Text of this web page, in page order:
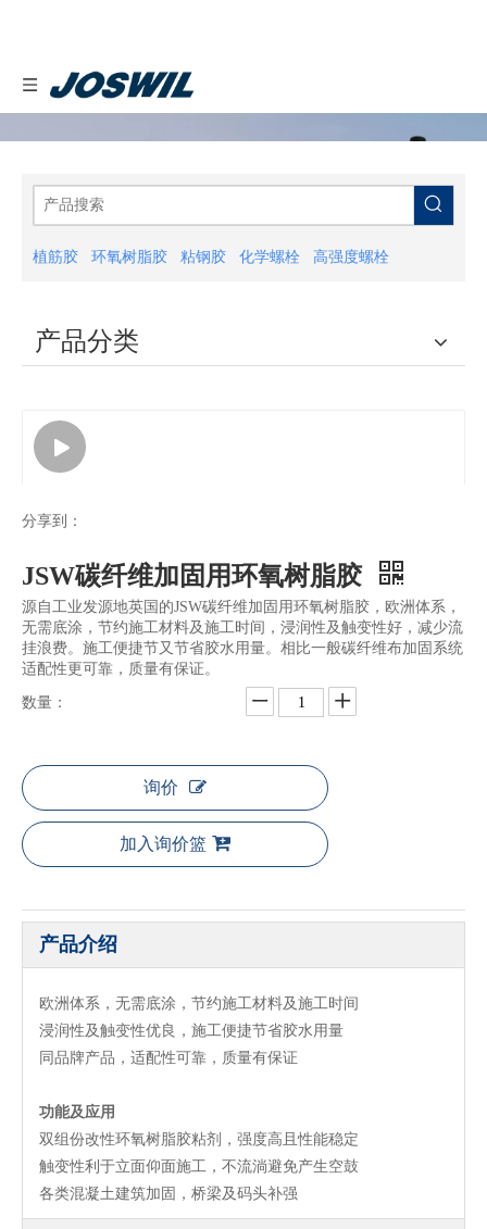
植筋胶 环氧树脂胶 粘钢胶 化学螺栓 高强度螺栓
产品分类
分享到：
JSW碳纤维加固用环氧树脂胶
源自工业发源地英国的JSW碳纤维加固用环氧树脂胶，欧洲体系，
无需底涂，节约施工材料及施工时间，浸润性及触变性好，减少流
挂浪费。施工便捷节又节省胶水用量。相比一般碳纤维布加固系统
适配性更可靠，质量有保证。
数量：
询价
加入询价篮
产品介绍
欧洲体系，无需底涂，节约施工材料及施工时间
浸润性及触变性优良，施工便捷节省胶水用量
同品牌产品，适配性可靠，质量有保证
功能及应用
双组份改性环氧树脂胶粘剂，强度高且性能稳定
触变性利于立面仰面施工，不流淌避免产生空鼓
各类混凝土建筑加固，桥梁及码头补强